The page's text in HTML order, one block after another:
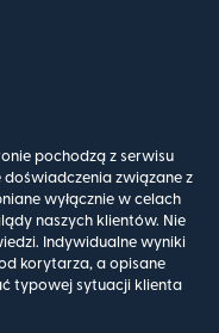
pochodzą z serwisu
związane z
wyłącznie w celach
naszych klientów. Nie
Indywidualne wyniki
korytarza, a opisane
typowej sytuacji klienta